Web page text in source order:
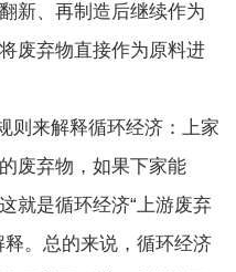
新、再制造后继续作为
废弃物直接作为原料进
来解释循环经济：上家
废弃物，如果下家能
就是循环经济“上游废弃
。总的来说，循环经济